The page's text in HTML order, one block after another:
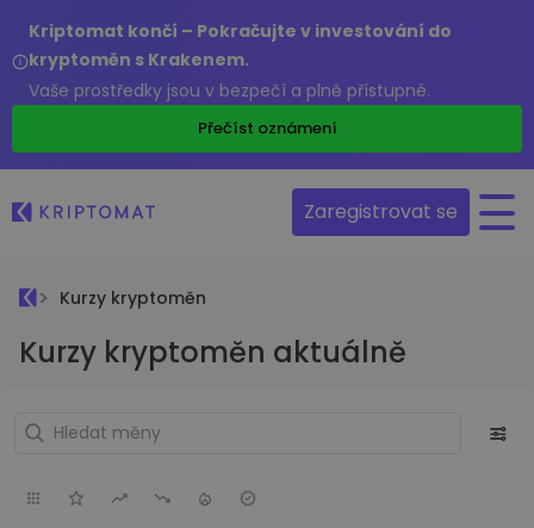
Kriptomat končí – Pokračujte v investování do
kryptoměn s Krakenem.
Vaše prostředky jsou v bezpečí a plně přístupné.
Přečíst oznámení
Zaregistrovat se
Kurzy kryptoměn
Kurzy kryptoměn aktuálně